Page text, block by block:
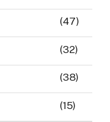
(47)
(32)
(38)
(15)